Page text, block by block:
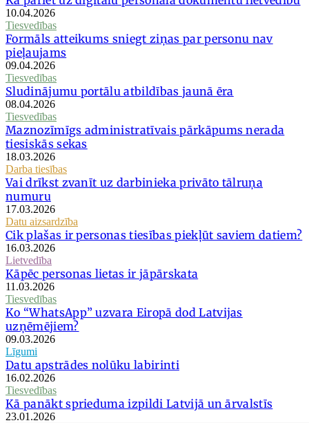
10.04.2026
Tiesvedības
Formāls atteikums sniegt ziņas par personu nav
pieļaujams
09.04.2026
Tiesvedības
Sludinājumu portālu atbildības jaunā ēra
08.04.2026
Tiesvedības
Maznozīmīgs administratīvais pārkāpums nerada
tiesiskās sekas
18.03.2026
Darba tiesības
Vai drīkst zvanīt uz darbinieka privāto tālruņa
numuru
17.03.2026
Datu aizsardzība
Cik plašas ir personas tiesības piekļūt saviem datiem?
16.03.2026
Lietvedība
Kāpēc personas lietas ir jāpārskata
11.03.2026
Tiesvedības
Ko “WhatsApp” uzvara Eiropā dod Latvijas
uzņēmējiem?
09.03.2026
Līgumi
Datu apstrādes nolūku labirinti
16.02.2026
Tiesvedības
Kā panākt sprieduma izpildi Latvijā un ārvalstīs
23.01.2026